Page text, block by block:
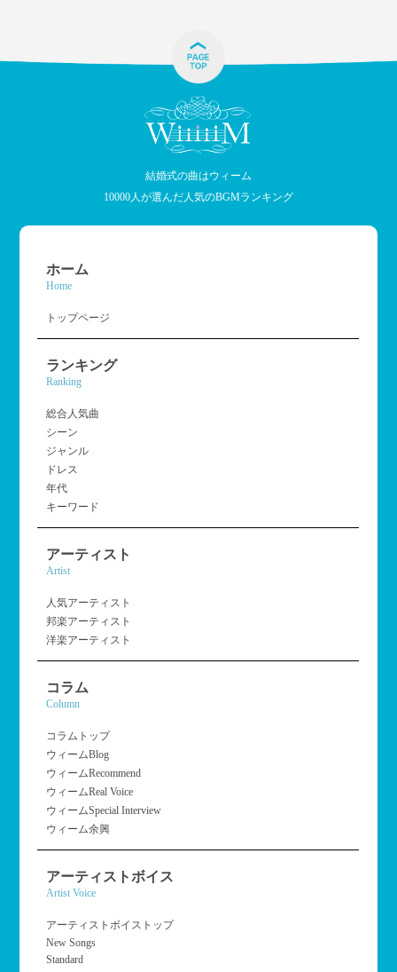
結婚式の曲はウィーム
10000人が選んだ人気のBGMランキング
ホーム
Home
トップページ
ランキング
Ranking
総合人気曲
シーン
ジャンル
ドレス
年代
キーワード
アーティスト
Artist
人気アーティスト
邦楽アーティスト
洋楽アーティスト
コラム
Column
コラムトップ
ウィームBlog
ウィームRecommend
ウィームReal Voice
ウィームSpecial Interview
ウィーム余興
アーティストボイス
Artist Voice
アーティストボイストップ
New Songs
Standard